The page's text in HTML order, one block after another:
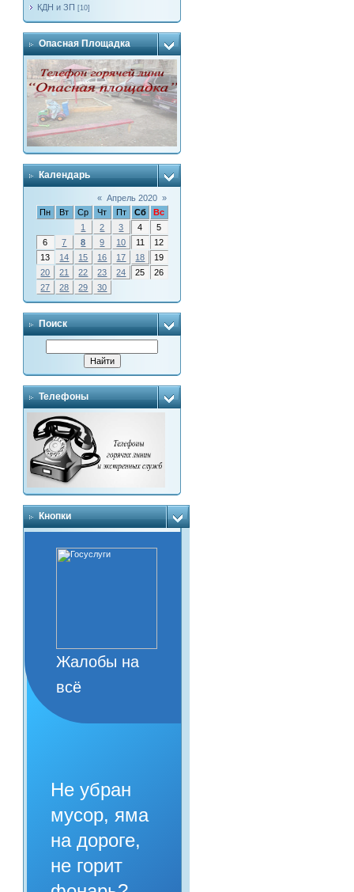
КДН и ЗП [10]
Опасная Площадка
Календарь
« Апрель 2020 »
Пн
Вт Ср Чт Пт Сб
Вс
1
2 3 4
5
6
7 8 9 10 11
12
13
14 15 16 17 18
19
20
21 22 23 24 25
26
27
28 29 30
Поиск
Телефоны
Кнопки
Жалобы на
всё
Не убран
мусор, яма
на дороге,
не горит